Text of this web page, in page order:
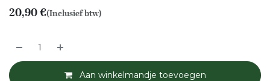
20,90€(Inclusief btw)
Aan winkelmandje toevoegen